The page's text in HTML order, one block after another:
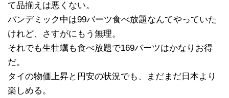
て品揃えは悪くない。
パンデミック中は99バーツ食べ放題なんてやっていた
けれど、さすがにもう無理。
それでも生牡蠣も食べ放題で169バーツはかなりお得
だ。
タイの物価上昇と円安の状況でも、まだまだ日本より
楽しめる。